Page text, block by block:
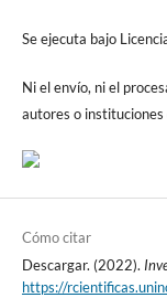
Se ejecuta bajo
Ni el envío, ni el
autores o instituciones
Cómo citar
Descargar. (2022).
https://